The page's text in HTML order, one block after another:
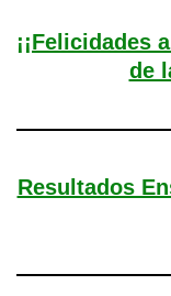
¡¡Felicidades
de
Resultados